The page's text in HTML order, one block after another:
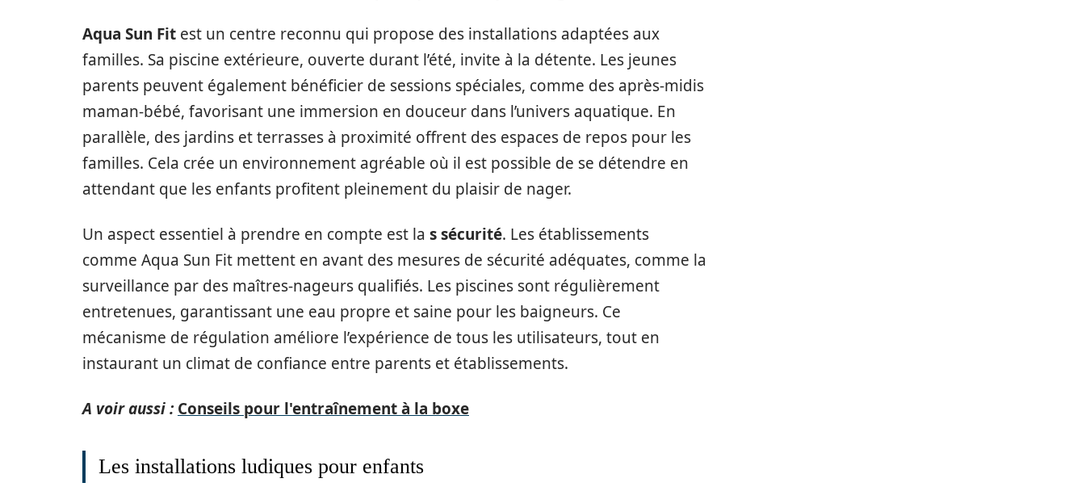
Aqua Sun Fit est un centre reconnu qui propose des installations adaptées aux
familles. Sa piscine extérieure, ouverte durant l’été, invite à la détente. Les jeunes
parents peuvent également bénéficier de sessions spéciales, comme des après-midis
maman-bébé, favorisant une immersion en douceur dans l’univers aquatique. En
parallèle, des jardins et terrasses à proximité offrent des espaces de repos pour les
familles. Cela crée un environnement agréable où il est possible de se détendre en
attendant que les enfants profitent pleinement du plaisir de nager.
Un aspect essentiel à prendre en compte est la s sécurité. Les établissements
comme Aqua Sun Fit mettent en avant des mesures de sécurité adéquates, comme la
surveillance par des maîtres-nageurs qualifiés. Les piscines sont régulièrement
entretenues, garantissant une eau propre et saine pour les baigneurs. Ce
mécanisme de régulation améliore l’expérience de tous les utilisateurs, tout en
instaurant un climat de confiance entre parents et établissements.
A voir aussi : Conseils pour l'entraînement à la boxe
Les installations ludiques pour enfants